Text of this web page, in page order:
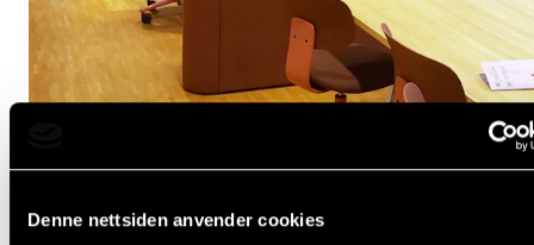
Denne nettsiden anvender cookies